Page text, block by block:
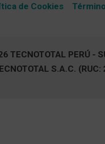
de Cookies
TECNOTOTAL PERÚ -
S.A.C.